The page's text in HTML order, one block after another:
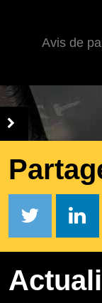
Avis de